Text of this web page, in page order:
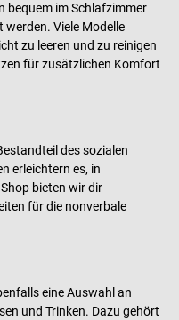
bequem im Schlafzimmer
Viele Modelle
zu leeren und zu reinigen
für zusätzlichen Komfort
des sozialen
erleichtern es, in
bieten wir dir
für die nonverbale
eine Auswahl an
und Trinken. Dazu gehört